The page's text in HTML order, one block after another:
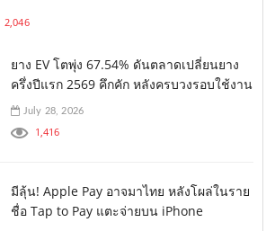
2,046
ยาง EV โตพุ่ง 67.54% ดันตลาดเปลี่ยนยาง
ครึ่งปีแรก 2569 คึกคัก หลังครบวงรอบใช้งาน
July 28, 2026
1,416
มีลุ้น! Apple Pay อาจมาไทย หลังโผล่ในราย
ชื่อ Tap to Pay แตะจ่ายบน iPhone